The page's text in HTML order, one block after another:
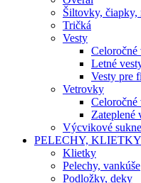
Šiltovky, čiapky,
Tričká
Vesty
Celoročné
Letné
Vesty pre
Vetrovky
Zateplené
Výcvikové
PELECHY, KLIETKY
Klietky
Pelechy, vankúše
Podložky, deky